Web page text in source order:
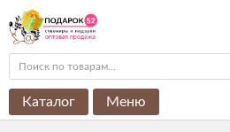
Каталог Меню